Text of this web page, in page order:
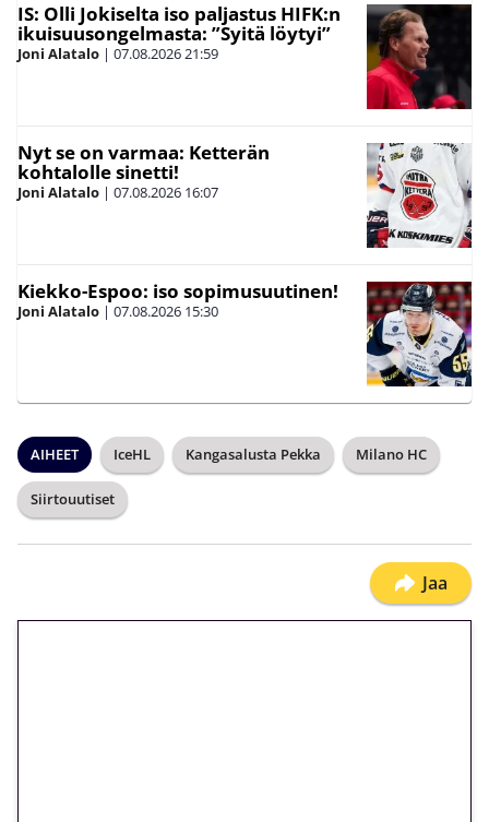
IS: Olli Jokiselta iso paljastus HIFK:n
ikuisuusongelmasta: ”Syitä löytyi”
Joni Alatalo | 07.08.202621:59
Nyt se on varmaa: Ketterän
kohtalolle sinetti!
Joni Alatalo | 07.08.2026 16:07
Kiekko-Espoo: iso sopimusuutinen!
Joni Alatalo | 07.08.2026 15:30
AIHEET IceHL Kangasalusta Pekka Milano HC
Siirtouutiset
Jaa